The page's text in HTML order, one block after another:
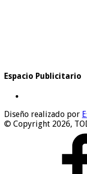
Espacio Publicitario
Diseño realizado por
© Copyright 2026,